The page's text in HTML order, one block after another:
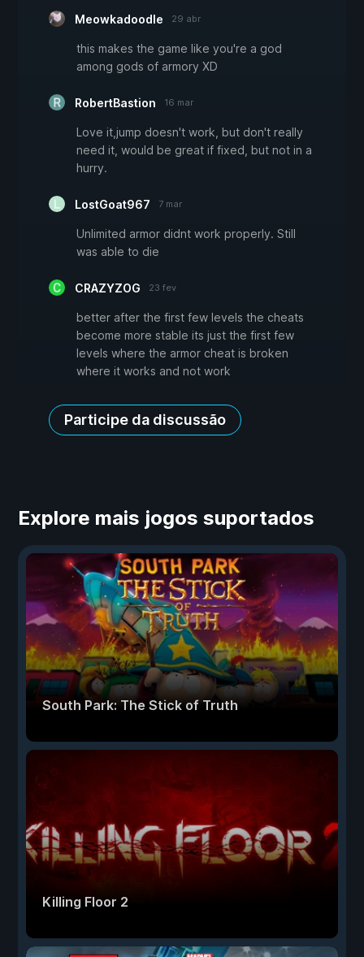
Meowkadoodle 29 abr
this makes the game like you're a god
among gods of armory XD
RobertBastion 16 mar
Love it,jump doesn't work, but don't really
need it, would be great if fixed, but not in a
hurry.
LostGoat967 7 mar
Unlimited armor didnt work properly. Still
was able to die
CRAZYZOG 23 fev
better after the first few levels the cheats
become more stable its just the first few
levels where the armor cheat is broken
where it works and not work
Participe da discussão
Explore mais jogos suportados
South Park: The Stick of Truth
Killing Floor 2